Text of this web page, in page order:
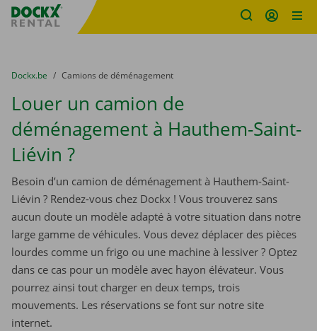
sitename
You are here:
du
Dockx.be to
Camions de déménagement
Louer un camion de
déménagement à Hauthem-Saint-
Liévin ?
Besoin d’un camion de déménagement à Hauthem-Saint-
Liévin ? Rendez-vous chez Dockx ! Vous trouverez sans
aucun doute un modèle adapté à votre situation dans notre
large gamme de véhicules. Vous devez déplacer des pièces
lourdes comme un frigo ou une machine à lessiver ? Optez
dans ce cas pour un modèle avec hayon élévateur. Vous
pourrez ainsi tout charger en deux temps, trois
mouvements. Les réservations se font sur notre site
internet.